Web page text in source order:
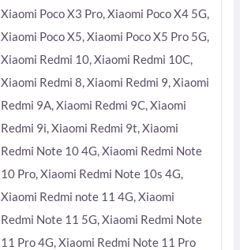
Xiaomi Poco X3 Pro, Xiaomi Poco X4 5G,
Xiaomi Poco X5, Xiaomi Poco X5 Pro 5G,
Xiaomi Redmi 10, Xiaomi Redmi 10C,
Xiaomi Redmi 8, Xiaomi Redmi 9, Xiaomi
Redmi 9A, Xiaomi Redmi 9C, Xiaomi
Redmi 9i, Xiaomi Redmi 9t, Xiaomi
Redmi Note 10 4G, Xiaomi Redmi Note
10 Pro, Xiaomi Redmi Note 10s 4G,
Xiaomi Redmi note 11 4G, Xiaomi
Redmi Note 11 5G, Xiaomi Redmi Note
11 Pro 4G, Xiaomi Redmi Note 11 Pro